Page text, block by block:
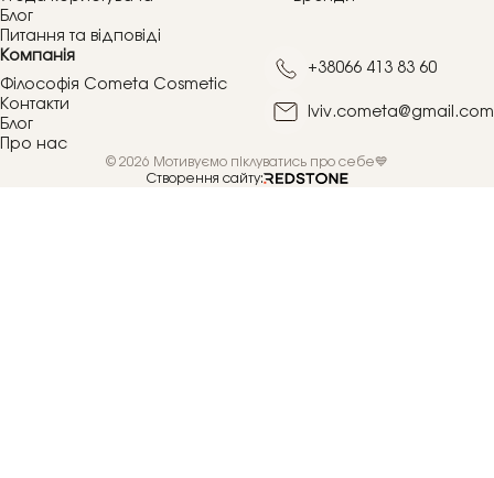
Блог
Питання та відповіді
Компанія
Філософія Cometa Cosmetic
Контакти
Блог
Про нас
+38066 413 83 60
lviv.cometa@gmail.com
© 2026 Мотивуємо піклуватись про себе💙
Створення сайту: